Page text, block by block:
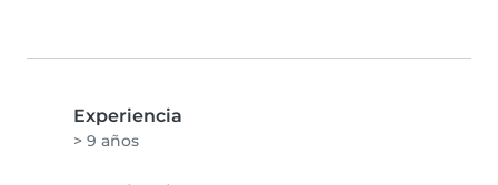
Experiencia
> 9 años